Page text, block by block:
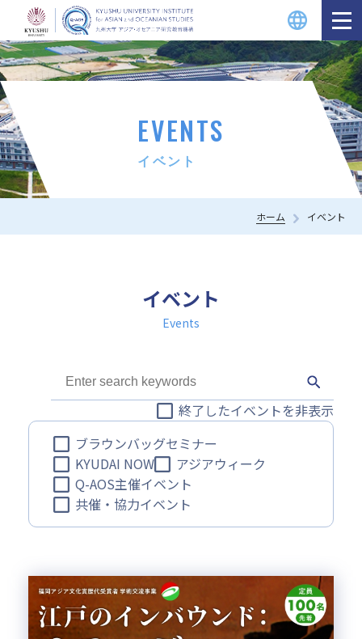
EVENTS
イベント
ホーム イベント
イベント
Events
ブラウンバッグセミナー
KYUDAI NOW
アジアウィーク
Q-AOS主催イベント
共催・協力イベント
終了したイベントを非表示